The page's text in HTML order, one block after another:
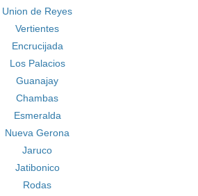
Union de Reyes
Vertientes
Encrucijada
Los Palacios
Guanajay
Chambas
Esmeralda
Nueva Gerona
Jaruco
Jatibonico
Rodas